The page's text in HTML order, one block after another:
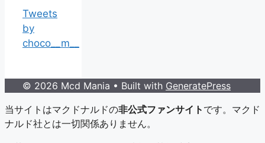
Tweets
by
choco__m__
© 2026 Mcd Mania • Built with GeneratePress
当サイトはマクドナルドの非公式ファンサイト です。マクド
ナルド社とは一切関係ありません。